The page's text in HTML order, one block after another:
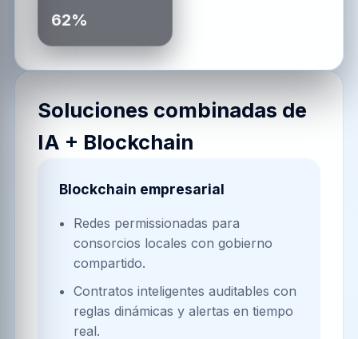
62%
Soluciones combinadas de
IA + Blockchain
Blockchain empresarial
Redes permissionadas para
consorcios locales con gobierno
compartido.
Contratos inteligentes auditables con
reglas dinámicas y alertas en tiempo
real.